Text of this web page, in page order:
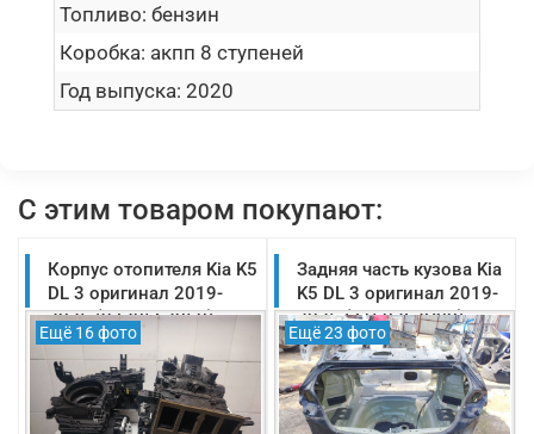
Топливо: бензин
Коробка: акпп 8 ступеней
Год выпуска: 2020
С этим товаром покупают:
Корпус отопителя Kia K5
DL 3 оригинал 2019-
2025 (97205L2050)
Ещё 16 фото
Задняя часть кузова Kia
K5 DL 3 оригинал 2019-
2025 (71503L2C00)
Ещё 23 фото